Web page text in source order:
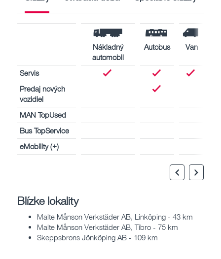
Nákladný
automobil
Autobus Van
Servis
Predaj nových
vozidiel
MAN TopUsed
Bus TopService
eMobility (+)
Blízke lokality
Malte Månson Verkstäder AB, Linköping - 43 km
Malte Månson Verkstäder AB, Tibro - 75 km
Skeppsbrons Jönköping AB - 109 km